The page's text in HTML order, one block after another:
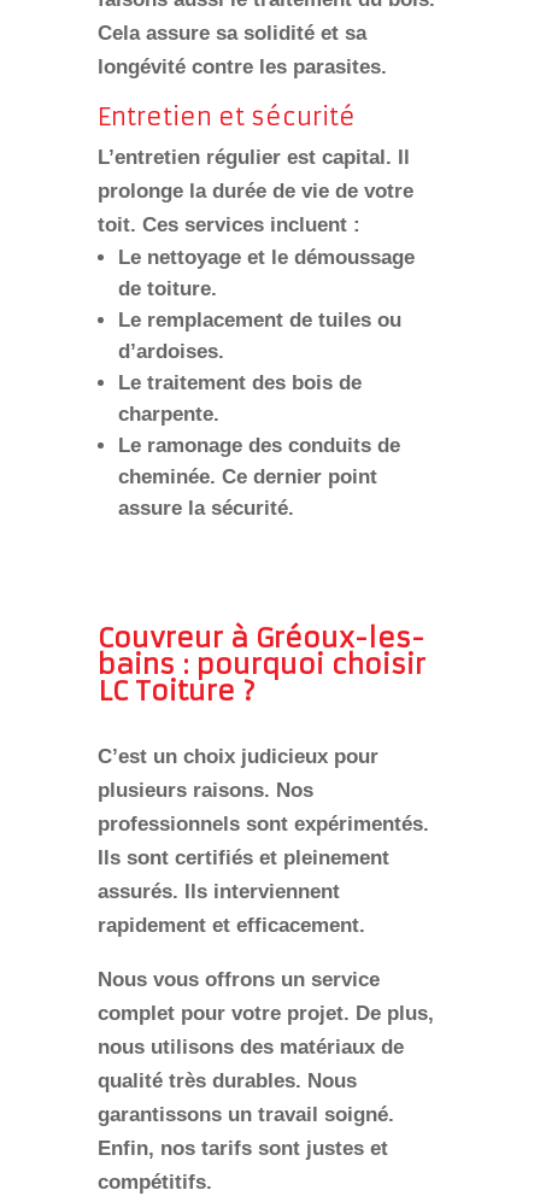
Cela assure sa solidité et sa
longévité contre les parasites.
Entretien et sécurité
L’entretien régulier est capital. Il
prolonge la durée de vie de votre
toit. Ces services incluent :
Le nettoyageet le démoussage
de toiture.
Le remplacement de tuilesou
d’ardoises.
Le traitement des boisde
charpente.
Le ramonagedes conduits de
cheminée. Ce dernier point
assure la sécurité.
Couvreur à Gréoux-les-
bains : pourquoi choisir
LC Toiture ?
C’est un choix judicieux pour
plusieurs raisons. Nos
professionnels sont expérimentés.
Ils sont certifiés et pleinement
assurés. Ils interviennent
rapidement et efficacement.
Nous vous offrons un service
completpour votre projet. De plus,
nous utilisons des matériaux de
qualitétrès durables. Nous
garantissons un travail soigné.
Enfin, nos tarifs sont justes et
compétitifs.